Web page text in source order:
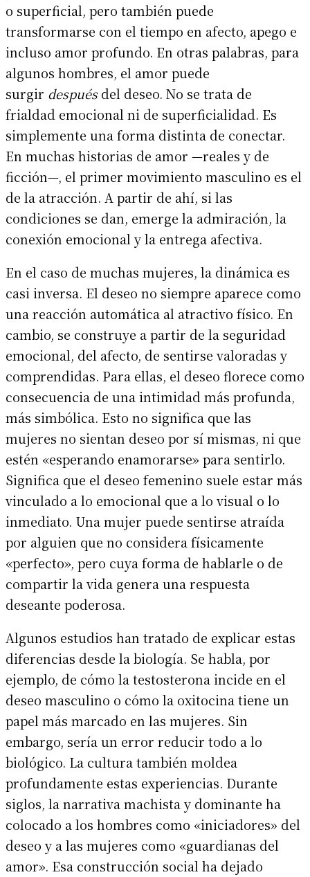
o superficial, pero también puede
transformarse con el tiempo en afecto, apego e
incluso amor profundo. En otras palabras, para
algunos hombres, el amor puede
surgir despuésdel deseo. No se trata de
frialdad emocional ni de superficialidad. Es
simplemente una forma distinta de conectar.
En muchas historias de amor —reales y de
ficción—, el primer movimiento masculino es el
de la atracción. A partir de ahí, si las
condiciones se dan, emerge la admiración, la
conexión emocional y la entrega afectiva.
En el caso de muchas mujeres, la dinámica es
casi inversa. El deseo no siempre aparece como
una reacción automática al atractivo físico. En
cambio, se construye a partir de la seguridad
emocional, del afecto, de sentirse valoradas y
comprendidas. Para ellas, el deseo florece como
consecuencia de una intimidad más profunda,
más simbólica. Esto no significa que las
mujeres no sientan deseo por sí mismas, ni que
estén «esperando enamorarse» para sentirlo.
Significa que el deseo femenino suele estar más
vinculado a lo emocional que a lo visual o lo
inmediato. Una mujer puede sentirse atraída
por alguien que no considera físicamente
«perfecto», pero cuya forma de hablarle o de
compartir la vida genera una respuesta
deseante poderosa.
Algunos estudios han tratado de explicar estas
diferencias desde la biología. Se habla, por
ejemplo, de cómo la testosterona incide en el
deseo masculino o cómo la oxitocina tiene un
papel más marcado en las mujeres. Sin
embargo, sería un error reducir todo a lo
biológico. La cultura también moldea
profundamente estas experiencias. Durante
siglos, la narrativa machista y dominante ha
colocado a los hombres como «iniciadores» del
deseo y a las mujeres como «guardianas del
amor». Esa construcción social ha dejado